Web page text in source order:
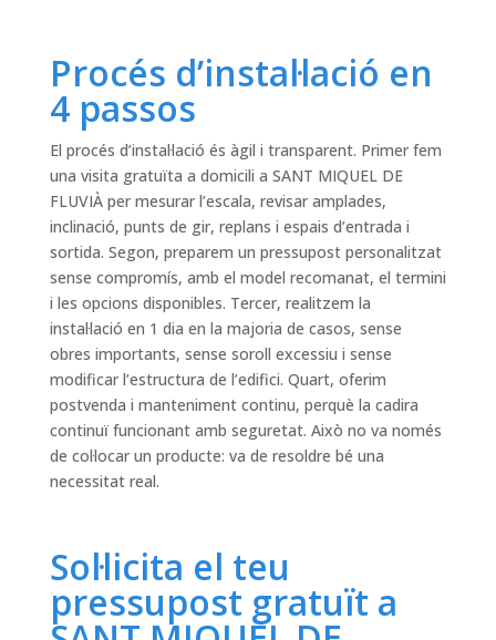
Procés d’instal·lació en
4 passos
El procés d’instal·lació és àgil i transparent. Primer fem
una visita gratuïta a domicili a SANT MIQUEL DE
FLUVIÀ per mesurar l’escala, revisar amplades,
inclinació, punts de gir, replans i espais d’entrada i
sortida. Segon, preparem un pressupost personalitzat
sense compromís, amb el model recomanat, el termini
i les opcions disponibles. Tercer, realitzem la
instal·lació en 1 dia en la majoria de casos, sense
obres importants, sense soroll excessiu i sense
modificar l’estructura de l’edifici. Quart, oferim
postvenda i manteniment continu, perquè la cadira
continuï funcionant amb seguretat. Això no va només
de col·locar un producte: va de resoldre bé una
necessitat real.
Sol·licita el teu
pressupost gratuït a